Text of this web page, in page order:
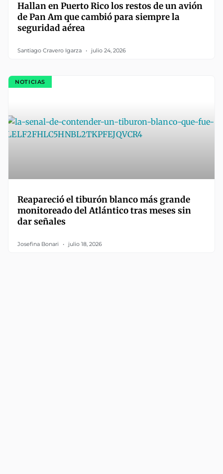
Hallan en Puerto Rico los restos de un avión
de Pan Am que cambió para siempre la
seguridad aérea
Santiago Cravero Igarza julio 24, 2026
NOTICIAS
Reapareció el tiburón blanco más grande
monitoreado del Atlántico tras meses sin
dar señales
Josefina Bonari julio 18, 2026